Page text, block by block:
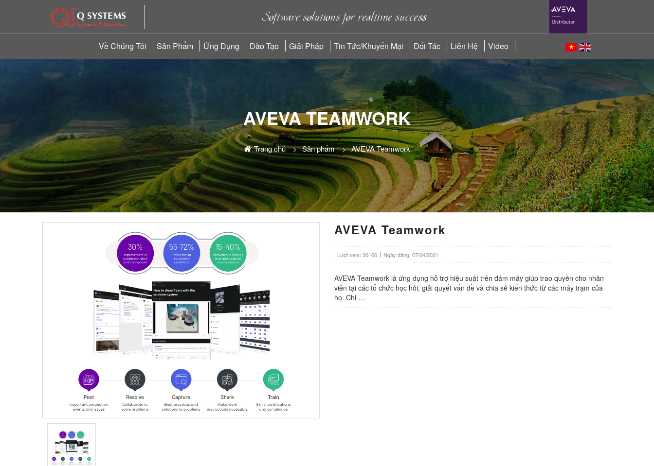
Về Chúng Tôi Sản Phẩm Ứng Dụng Đào Tạo Giải Pháp Tin Tức/Khuyến Mại Đối Tác Liên Hệ Video
AVEVA TEAMWORK
Trang chủ Sản phẩm AVEVA Teamwork
AVEVA Teamwork
Lượt xem: 30166 Ngày đăng: 07/04/2021
AVEVA Teamwork là ứng dụng hỗ trợ hiệu suất trên đám mây giúp trao quyền cho nhân
viên tại các tổ chức học hỏi, giải quyết vấn đề và chia sẻ kiến thức từ các máy trạm của
họ. Chi …